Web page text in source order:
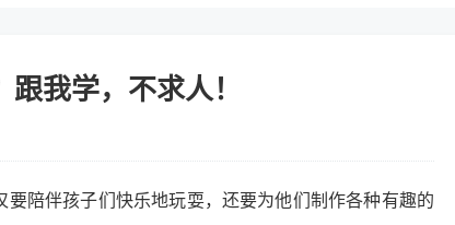
我学，不求人！
陪伴孩子们快乐地玩耍，还要为他们制作各种有趣的